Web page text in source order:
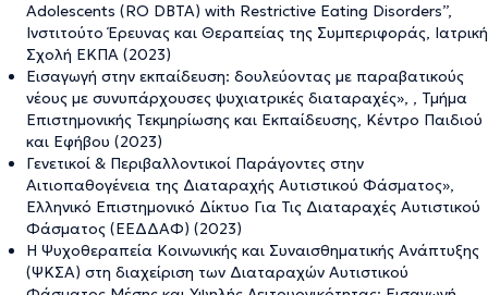
Adolescents (RO DBTA) with Restrictive Eating Disorders”,
Ινστιτούτο Έρευνας και Θεραπείας της Συμπεριφοράς, Ιατρική
Σχολή ΕΚΠΑ (2023)
Εισαγωγή στην εκπαίδευση: δουλεύοντας με παραβατικούς
νέους με συνυπάρχουσες ψυχιατρικές διαταραχές», , Τμήμα
Επιστημονικής Τεκμηρίωσης και Εκπαίδευσης, Κέντρο Παιδιού
και Εφήβου (2023)
Γενετικοί & Περιβαλλοντικοί Παράγοντες στην
Αιτιοπαθογένεια της Διαταραχής Αυτιστικού Φάσματος»,
Ελληνικό Επιστημονικό Δίκτυο Για Τις Διαταραχές Αυτιστικού
Φάσματος (ΕΕΔΔΑΦ) (2023)
Η Ψυχοθεραπεία Κοινωνικής και Συναισθηματικής Ανάπτυξης
(ΨΚΣΑ) στη διαχείριση των Διαταραχών Αυτιστικού